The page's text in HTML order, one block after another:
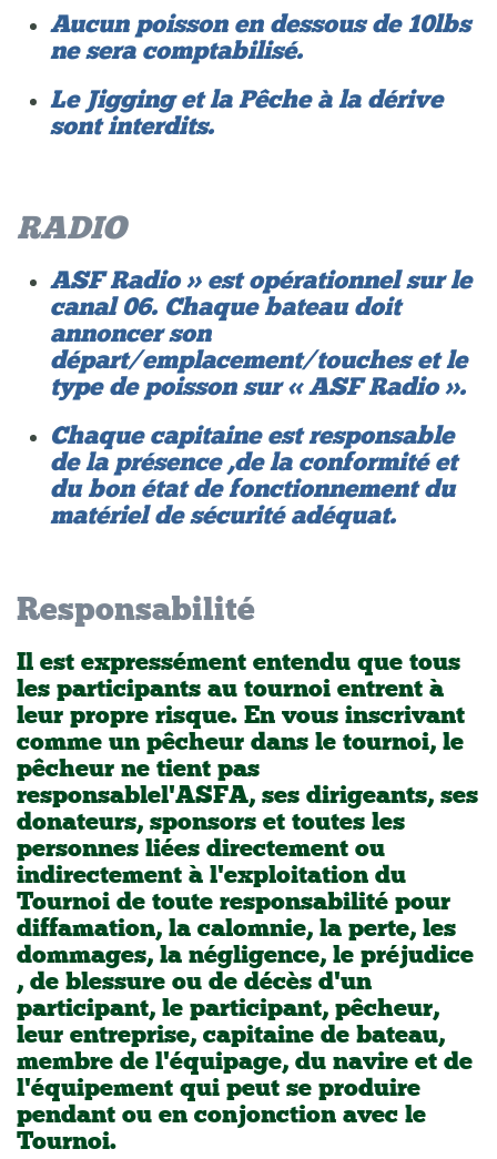
Aucun poisson en dessous de 10lbs
ne sera comptabilisé.
Le Jigging et la Pêche à la dérive
sont interdits.
RADIO
ASF Radio » est opérationnel sur le
canal 06. Chaque bateau doit
annoncer son
départ/emplacement/touches et le
type de poisson sur « ASF Radio ».
Chaque capitaine est responsable
de la présence ,de la conformité et
du bon état de fonctionnement du
matériel de sécurité adéquat.
Responsabilité
Il est expressément entendu que tous
les participants au tournoi entrent à
leur propre risque. En vous inscrivant
comme un pêcheur dans le tournoi, le
pêcheur ne tient pas
responsable l'ASFA, ses dirigeants, ses
donateurs, sponsors et toutes les
personnes liées directement ou
indirectement à l'exploitation du
Tournoi de toute responsabilité pour
diffamation, la calomnie, la perte, les
dommages, la négligence, le préjudice
, de blessure ou de décès d'un
participant, le participant, pêcheur,
leur entreprise, capitaine de bateau,
membre de l'équipage, du navire et de
l'équipement qui peut se produire
pendant ou en conjonction avec le
Tournoi.